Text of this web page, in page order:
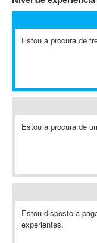
Ab Initio
ABAP
Abaqus
AbleCommerce
Ableton Live
Absynth
AC Drives
AC3
ACARS
Estou a procura de
Estou a procura de
Estou disposto a
experientes.